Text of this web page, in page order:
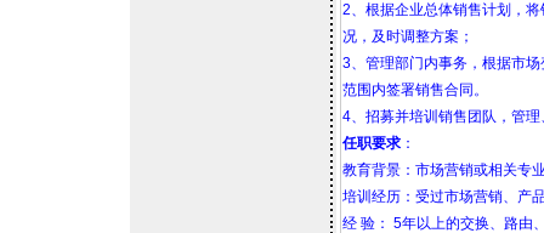
2、根据企业总体销售计划，
况，及时调整方案；
3、管理部门内事务，根据市
范围内签署销售合同。
4、招募并培训销售团队，管
任职要求 ：
教育背景：市场营销或相关专
培训经历：受过市场营销、产
经 验： 5年以上的交换、路由